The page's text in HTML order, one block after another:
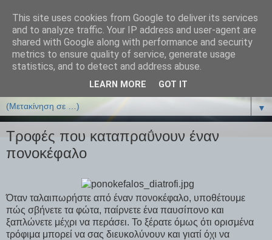
ΒΙΟΛΟΓΙΑonline.gr
Online Μαθήματα Βιολογίας
▼
Τροφές που καταπραΰνουν έναν
πονοκέφαλο
Όταν ταλαιπωρήστε από έναν πονοκέφαλο, υποθέτουμε
πώς σβήνετε τα φώτα, παίρνετε ένα παυσίπονο και
ξαπλώνετε μέχρι να περάσει. Το ξέρατε όμως ότι ορισμένα
τρόφιμα μπορεί να σας διευκολύνουν και γιατί όχι να
This site uses cookies from Google to deliver its services
and to analyze traffic. Your IP address and user-agent are
shared with Google along with performance and security
metrics to ensure quality of service, generate usage
statistics, and to detect and address abuse.
LEARN MORE GOT IT